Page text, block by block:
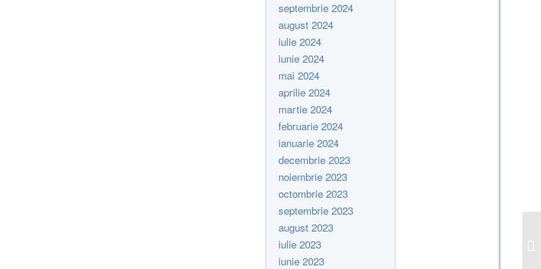
septembrie 2024
august 2024
iulie 2024
iunie 2024
mai 2024
aprilie 2024
martie 2024
februarie 2024
ianuarie 2024
decembrie 2023
noiembrie 2023
octombrie 2023
septembrie 2023
august 2023
iulie 2023
iunie 2023